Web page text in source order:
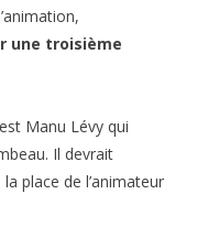
une troisième
Manu Lévy qui
Il devrait
place de l’animateur